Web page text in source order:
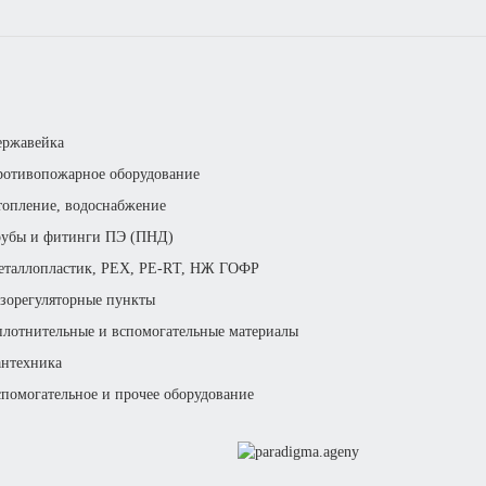
оборудование
водоснабжение
и фитинги ПЭ (ПНД)
РЕХ, РЕ-RТ, НЖ ГОФР
пункты
и вспомогательные материалы
и прочее оборудование